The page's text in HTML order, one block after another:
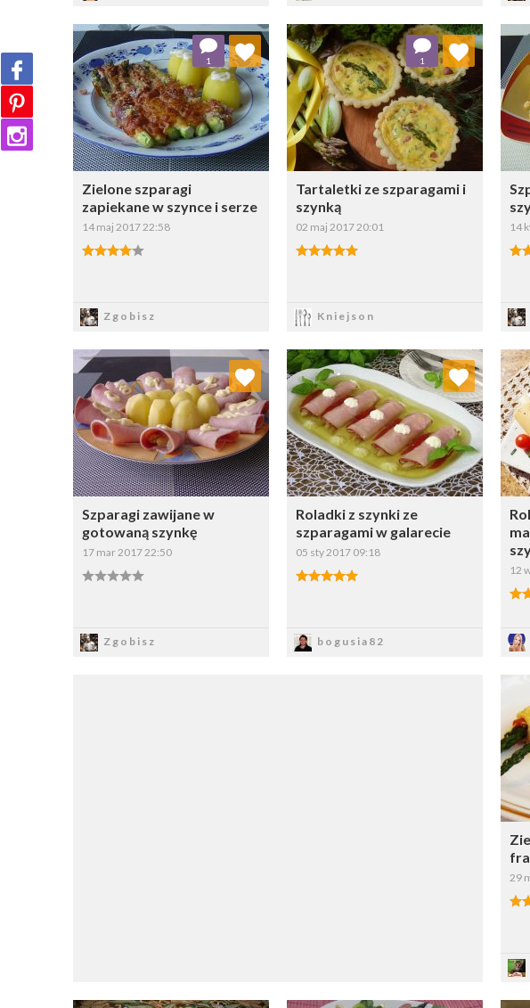
Zielone szparagi
zapiekane w szynce i serze
14 maj 2017 22:58
Zgobisz
1
Dodaj do ulubionych
Wybierz listę:
Tartaletki ze szparagami i
szynką
02 maj 2017 20:01
Kniejson
1
Dodaj do ulubionych
Wybierz listę:
14
Szparagi zawijane w
gotowaną szynkę
17 mar 2017 22:50
Zgobisz
Dodaj do ulubionych
Wybierz listę:
Roladki z szynki ze
szparagami w galarecie
05 sty 2017 09:18
bogusia82
Dodaj do ulubionych
Wybierz listę:
12
29